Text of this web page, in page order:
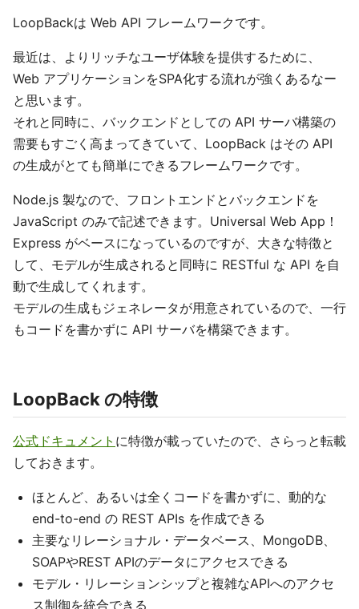
LoopBackは Web API フレームワークです。
最近は、よりリッチなユーザ体験を提供するために、
Web アプリケーションをSPA化する流れが強くあるなー
と思います。
それと同時に、バックエンドとしての API サーバ構築の
需要もすごく高まってきていて、LoopBack はその API
の生成がとても簡単にできるフレームワークです。
Node.js 製なので、フロントエンドとバックエンドを
JavaScript のみで記述できます。Universal Web App！
Express がベースになっているのですが、大きな特徴と
して、モデルが生成されると同時に RESTful な API を自
動で生成してくれます。
モデルの生成もジェネレータが用意されているので、一行
もコードを書かずに API サーバを構築できます。
LoopBack の特徴
公式ドキュメント に特徴が載っていたので、さらっと転載
しておきます。
ほとんど、あるいは全くコードを書かずに、動的な
end-to-end の REST APIs を作成できる
主要なリレーショナル・データベース、MongoDB、
SOAPやREST APIのデータにアクセスできる
モデル・リレーションシップと複雑なAPIへのアクセ
ス制御を統合できる